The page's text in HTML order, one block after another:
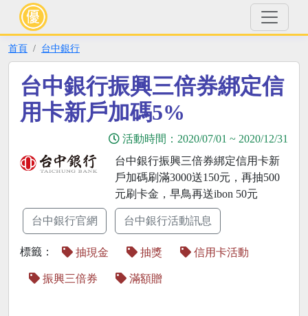
首頁 台中銀行
台中銀行振興三倍券綁定信
用卡新戶加碼5%
活動時間： 2020/07/01 ~ 2020/12/31
台中銀行振興三倍券綁定信用卡新
戶加碼刷滿3000送150元，再抽500
元刷卡金，早鳥再送ibon 50元
台中銀行官網 台中銀行活動訊息
標籤： 抽現金 抽獎 信用卡活動
振興三倍券 滿額贈